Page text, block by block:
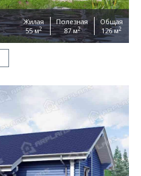
Жилая
55 м2
Полезная
87 м2
Общая
126 м2